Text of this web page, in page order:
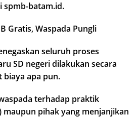
spmb-batam.id.
Gratis, Waspada Pungli
seluruh proses
SD negeri dilakukan secara
apa pun.
terhadap praktik
pihak yang menjanjikan